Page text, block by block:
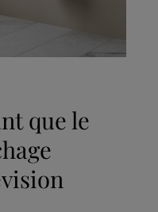
que le